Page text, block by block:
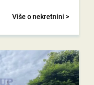
Više o nekretnini >